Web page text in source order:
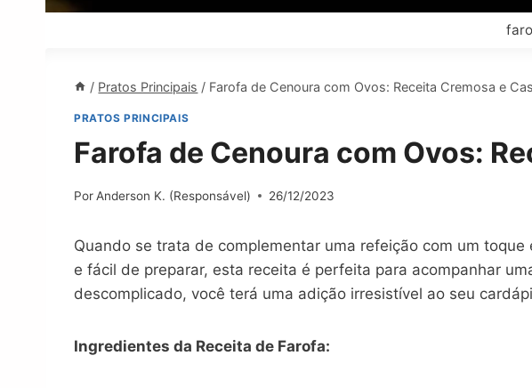
/ Pratos Principais / Farofa de Cenoura com Ovos: Receita Cremosa e
PRATOS PRINCIPAIS
Farofa de Cenoura com Ovos:
Por Anderson K. (Responsável) 26/12/2023
Quando se trata de complementar uma refeição com um
e fácil de preparar, esta receita é perfeita para acompanhar
descomplicado, você terá uma adição irresistível ao seu
Ingredientes da Receita de Farofa: